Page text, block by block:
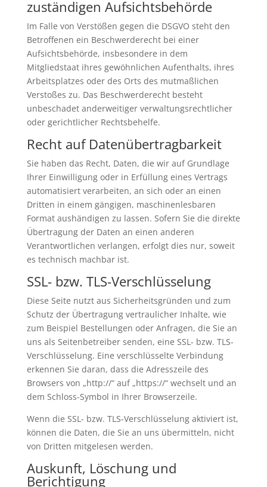
zuständigen Aufsichts­behörde
Im Falle von Verstößen gegen die DSGVO steht den
Betroffenen ein Beschwerderecht bei einer
Aufsichtsbehörde, insbesondere in dem
Mitgliedstaat ihres gewöhnlichen Aufenthalts, ihres
Arbeitsplatzes oder des Orts des mutmaßlichen
Verstoßes zu. Das Beschwerderecht besteht
unbeschadet anderweitiger verwaltungsrechtlicher
oder gerichtlicher Rechtsbehelfe.
Recht auf Daten­übertrag­barkeit
Sie haben das Recht, Daten, die wir auf Grundlage
Ihrer Einwilligung oder in Erfüllung eines Vertrags
automatisiert verarbeiten, an sich oder an einen
Dritten in einem gängigen, maschinenlesbaren
Format aushändigen zu lassen. Sofern Sie die direkte
Übertragung der Daten an einen anderen
Verantwortlichen verlangen, erfolgt dies nur, soweit
es technisch machbar ist.
SSL- bzw. TLS-Verschlüsselung
Diese Seite nutzt aus Sicherheitsgründen und zum
Schutz der Übertragung vertraulicher Inhalte, wie
zum Beispiel Bestellungen oder Anfragen, die Sie an
uns als Seitenbetreiber senden, eine SSL- bzw. TLS-
Verschlüsselung. Eine verschlüsselte Verbindung
erkennen Sie daran, dass die Adresszeile des
Browsers von „http://“ auf „https://“ wechselt und an
dem Schloss-Symbol in Ihrer Browserzeile.
Wenn die SSL- bzw. TLS-Verschlüsselung aktiviert ist,
können die Daten, die Sie an uns übermitteln, nicht
von Dritten mitgelesen werden.
Auskunft, Löschung und
Berichtigung